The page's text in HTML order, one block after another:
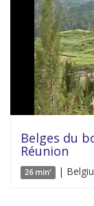
Belges du
Réunion
26 min' |